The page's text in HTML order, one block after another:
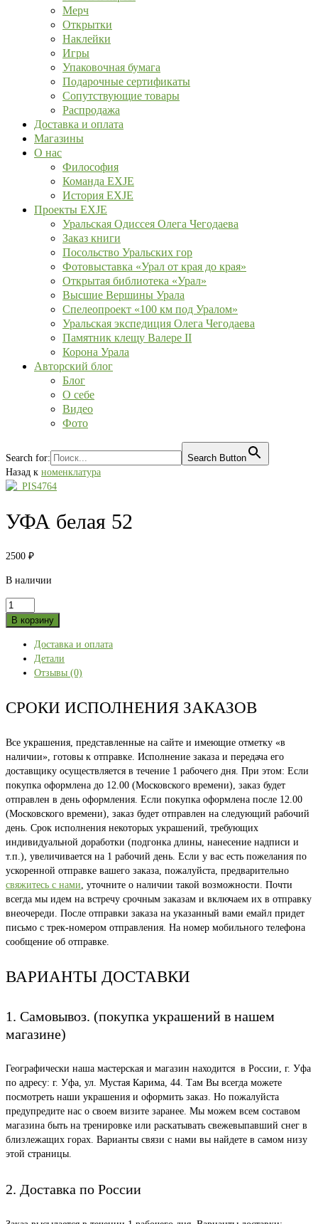
Мерч
Открытки
Наклейки
Игры
Упаковочная бумага
Подарочные сертификаты
Сопутствующие товары
Распродажа
Доставка и оплата
Магазины
О нас
Философия
Команда EXJE
История EXJE
Проекты EXJE
Уральская Одиссея Олега Чегодаева
Заказ книги
Посольство Уральских гор
Фотовыставка «Урал от края до края»
Открытая библиотека «Урал»
Высшие Вершины Урала
Спелеопроект «100 км под Уралом»
Уральская экспедиция Олега Чегодаева
Памятник клещу Валере II
Корона Урала
Авторский блог
Блог
О себе
Видео
Фото
Search for:
Search Button
Назад к номенклатура
УФА белая 52
2500 ₽
В наличии
Количество
товара
белая
В корзину
Доставка и оплата
Детали
Отзывы (0)
СРОКИ ИСПОЛНЕНИЯ ЗАКАЗОВ
Все украшения, представленные на сайте и имеющие отметку «в
наличии», готовы к отправке. Исполнение заказа и передача его
доставщику осуществляется в течение 1 рабочего дня. При этом: Если
покупка оформлена до 12.00 (Московского времени), заказ будет
отправлен в день оформления. Если покупка оформлена после 12.00
(Московского времени), заказ будет отправлен на следующий рабочий
день. Срок исполнения некоторых украшений, требующих
индивидуальной доработки (подгонка длины, нанесение надписи и
т.п.), увеличивается на 1 рабочий день. Если у вас есть пожелания по
ускоренной отправке вашего заказа, пожалуйста, предварительно
свяжитесь с нами, уточните о наличии такой возможности. Почти
всегда мы идем на встречу срочным заказам и включаем их в отправку
внеочереди. После отправки заказа на указанный вами емайл придет
письмо с трек-номером отправления. На номер мобильного телефона
сообщение об отправке.
ВАРИАНТЫ ДОСТАВКИ
1. Самовывоз. (покупка украшений в нашем
магазине)
Географически наша мастерская и магазин находится в России, г. Уфа
по адресу: г. Уфа, ул. Мустая Карима, 44. Там Вы всегда можете
посмотреть наши украшения и оформить заказ. Но пожалуйста
предупредите нас о своем визите заранее. Мы можем всем составом
магазина быть на тренировке или раскатывать свежевыпавший снег в
близлежащих горах. Варианты связи с нами вы найдете в самом низу
этой страницы.
2. Доставка по России